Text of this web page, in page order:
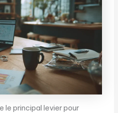
le principal levier pour